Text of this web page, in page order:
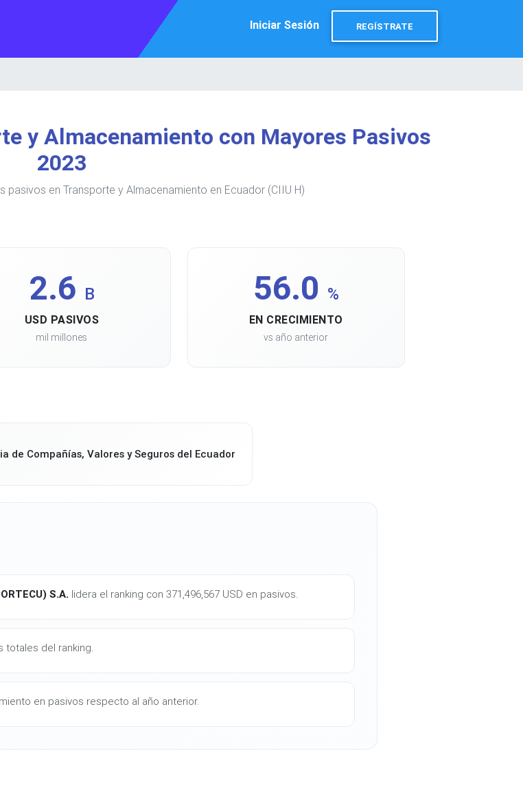
Iniciar Sesión REGÍSTRATE
y Almacenamiento con Mayores Pasivos
2023
pasivos en Transporte y Almacenamiento en Ecuador (CIIU H)
2.6 B
USD PASIVOS
mil millones
56.0 %
EN CRECIMIENTO
vs año anterior
de Compañías, Valores y Seguros del Ecuador
S.A. lidera el ranking con 371,496,567 USD en pasivos.
totales del ranking.
en pasivos respecto al año anterior.